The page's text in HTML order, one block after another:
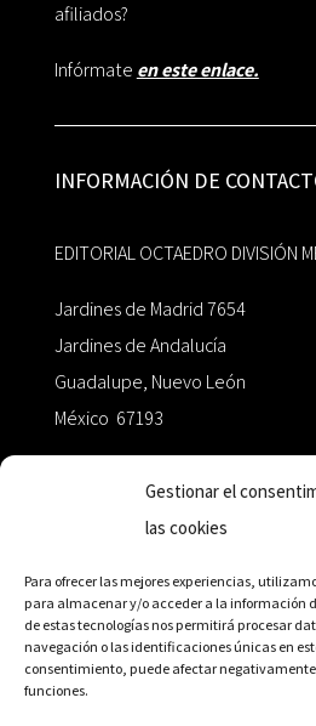
Gestionar el
las cookies
Para ofrecer las mejores experiencias,
para almacenar y/o acceder a la información
de estas tecnologías nos permitirá procesar
navegación o las identificaciones únicas en
consentimiento, puede afectar
funciones.
afiliados?
Infórmate en este enlace.
INFORMACIÓN DE
EDITORIAL OCTAEDRO DIVISIÓN
Jardines de Madrid 7654
Jardines de Andalucía
Guadalupe, Nuevo León
México 67193
+52 811.499.5638
RED DE DISTRIBUCIÓN